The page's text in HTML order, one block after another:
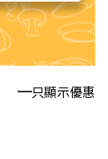
只顯示優惠